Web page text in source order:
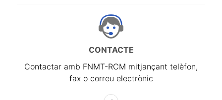
CONTACTE
Contactar amb FNMT-RCM mitjançant telèfon,
fax o correu electrònic